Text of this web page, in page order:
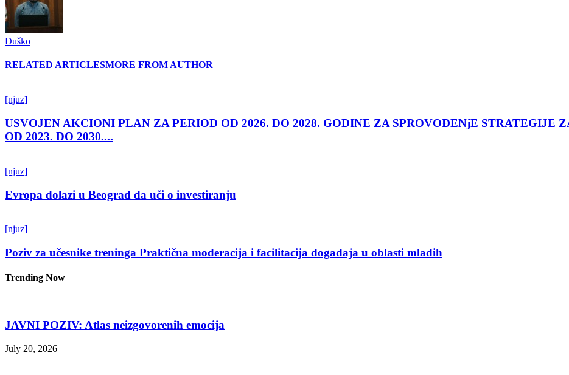
Duško
RELATED ARTICLESMORE FROM AUTHOR
[njuz]
USVOJEN AKCIONI PLAN ZA PERIOD OD 2026. DO 2028. GODINE ZA SPROVOĐENjE STRATEGIJE
OD 2023. DO 2030....
[njuz]
Evropa dolazi u Beograd da uči o investiranju
[njuz]
Poziv za učesnike treninga Praktična moderacija i facilitacija događaja u oblasti mladih
Trending Now
JAVNI POZIV: Atlas neizgovorenih emocija
July 20, 2026